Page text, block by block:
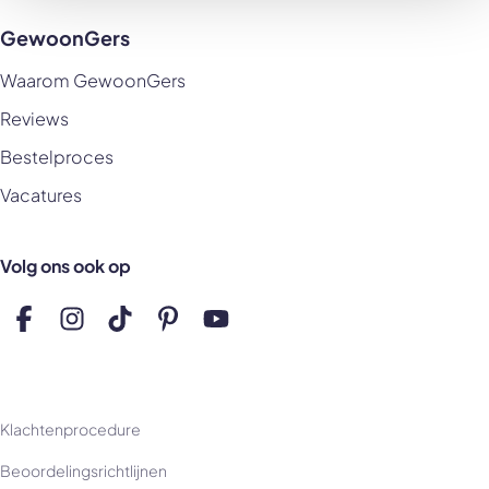
GewoonGers
Waarom GewoonGers
Reviews
Bestelproces
Vacatures
Volg ons ook op
Volg ons op Facebook
Volg ons op Instagram
Volg ons op TikTok
Volg ons op Pinterest
Volg ons op YouTube
Klachtenprocedure
Beoordelingsrichtlijnen